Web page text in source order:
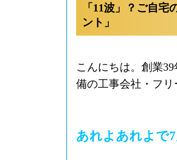
「11波」？ご自
ント」
こんにちは。創業
備の工事会社・フリ
あれよあれよで